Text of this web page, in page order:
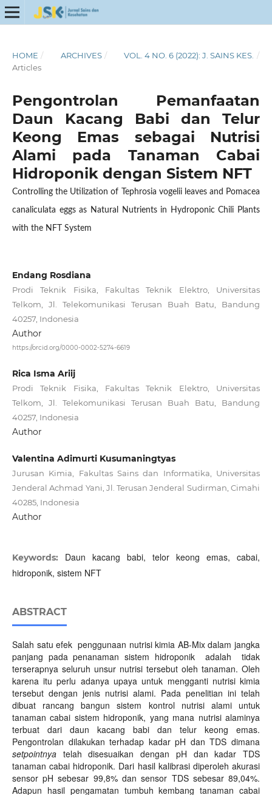
HOME / ARCHIVES / VOL. 4 NO. 6 (2022): J. SAINS KES. /
Articles
Pengontrolan Pemanfaatan
Daun Kacang Babi dan Telur
Keong Emas sebagai Nutrisi
Alami pada Tanaman Cabai
Hidroponik dengan Sistem NFT
Controlling the Utilization of Tephrosia vogelii leaves and Pomacea
canaliculata eggs as Natural Nutrients in Hydroponic Chili Plants
with the NFT System
Endang Rosdiana
Prodi Teknik Fisika, Fakultas Teknik Elektro, Universitas
Telkom, Jl. Telekomunikasi Terusan Buah Batu, Bandung
40257, Indonesia
Author
https://orcid.org/0000-0002-5274-6619
Rica Isma Ariij
Prodi Teknik Fisika, Fakultas Teknik Elektro, Universitas
Telkom, Jl. Telekomunikasi Terusan Buah Batu, Bandung
40257, Indonesia
Author
Valentina Adimurti Kusumaningtyas
Jurusan Kimia, Fakultas Sains dan Informatika, Universitas
Jenderal Achmad Yani, Jl. Terusan Jenderal Sudirman, Cimahi
40285, Indonesia
Author
Keywords: Daun kacang babi, telor keong emas, cabai,
hidroponik, sistem NFT
ABSTRACT
Salah satu efek penggunaan nutrisi kimia AB-Mix dalam jangka
panjang pada penanaman sistem hidroponik adalah tidak
terserapnya seluruh unsur nutrisi tersebut oleh tanaman. Oleh
karena itu perlu adanya upaya untuk mengganti nutrisi kimia
tersebut dengan jenis nutrisi alami. Pada penelitian ini telah
dibuat rancang bangun sistem kontrol nutrisi alami untuk
tanaman cabai sistem hidroponik, yang mana nutrisi alaminya
terbuat dari daun kacang babi dan telur keong emas.
Pengontrolan dilakukan terhadap kadar pH dan TDS dimana
setpointnyatelah disesuaikan dengan pH dan kadar TDS
tanaman cabai hidroponik. Dari hasil kalibrasi diperoleh akurasi
sensor pH sebesar 99,8% dan sensor TDS sebesar 89,04%.
Adapun hasil pengamatan tumbuh kembang tanaman cabai